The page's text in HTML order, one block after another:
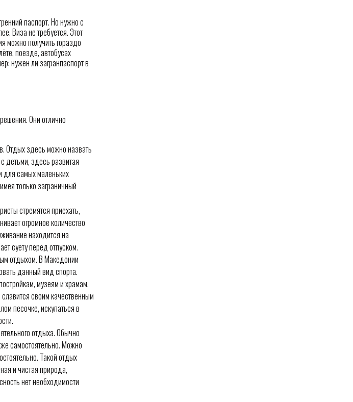
паспорт. Но нужно с
Виза не требуется. Этот
можно получить гораздо
поезде, автобусах
нужен ли загранпаспорт в
Они отлично
Отдых здесь можно назвать
детьми, здесь развитая
для самых маленьких
только заграничный
стремятся приехать,
огромное количество
находится на
суету перед отпуском.
отдыхом. В Македонии
данный вид спорта.
музеям и храмам.
своим качественным
песочке, искупаться в
отдыха. Обычно
самостоятельно. Можно
Такой отдых
и чистая природа,
нет необходимости